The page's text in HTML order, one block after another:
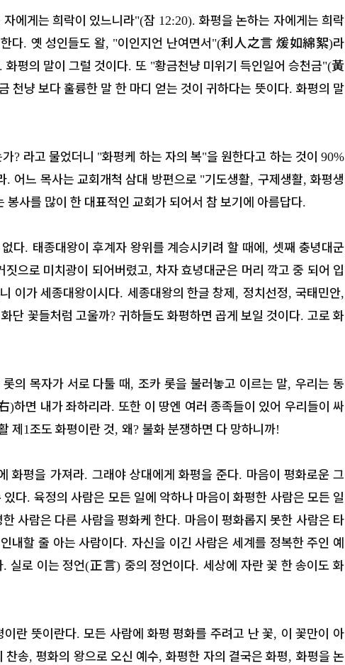
에게는 희락이 있느니라"(잠 12:20).화평을 논하는 자에게는 희락
다. 옛 성인들도 왈, "이인지언 난여면서 "(利人之言 煖如綿絮)라
화평의 말이 그럴 것이다. 또 "황금천냥 미위기 득인일어 승천금"(黃
천냥 보다 훌륭한 말 한 마디 얻는 것이 귀하다는 뜻이다. 화평의 말
가? 라고 물었더니 "화평케 하는 자의 복"을 원한다고 하는 것이90%
. 어느 목사는 교회개척 삼대 방편으로 "기도생활, 구제생활,화평생
사를 많이 한 대표적인 교회가 되어서 참 보기에 아름답다.
다. 태종대왕이 후계자 왕위를 계승시키려 할 때에 ,셋째 충녕대군
짓으로 미치광이 되어버렸고,차자 효녕대군은 머리 깍고 중 되어 입
이가 세종대왕이시다. 세종대왕의 한글 창제 , 정치선정,국태민안,
단 꽃들처럼 고울까? 귀하들도 화평하면 곱게 보일 것이다. 고로 화
의 목자가 서로 다툴 때 ,조카 롯을 불러놓고 이르는 말,우리는 동
)하면 내가 좌하리라. 또한 이 땅엔 여러 종족들이 있어 우리들이 싸
제 1조도 화평이란 것, 왜 ? 불화 분쟁하면 다 망하니까!
화평을 가져라. 그래야 상대에게 화평을 준다. 마음이 평화로운 그
있다.육정의 사람은 모든 일에 악하나 마음이 화평한 사람은 모든 일
사람은 다른 사람을 평화케 한다. 마음이 평화롭지 못한 사람은 타
내할 줄 아는 사람이다. 자신을 이긴 사람은 세계를 정복한 주인 예
.실로 이는 정언(正言) 중의 정언이다.세상에 자란 꽃 한 송이도 화
이란 뜻이란다.모든 사람에 화평 평화를 주려고 난 꽃, 이 꽃만이 아
찬송,평화의 왕으로 오신 예수,화평한 자의 결국은 화평, 화평을 논
[이승현 목사의 구속사 만나] 54. 셋 계
열의 족보 - 제5대 마할랄렐(1)